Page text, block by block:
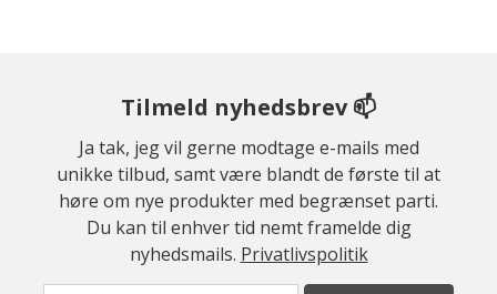
Tilmeld nyhedsbrev 📫
Ja tak, jeg vil gerne modtage e-mails med
unikke tilbud, samt være blandt de første til at
høre om nye produkter med begrænset parti.
Du kan til enhver tid nemt framelde dig
nyhedsmails. Privatlivspolitik